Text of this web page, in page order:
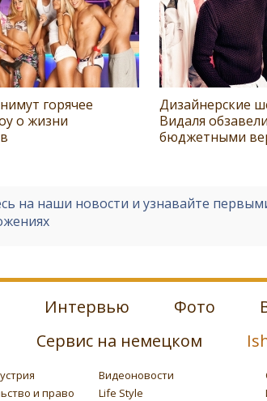
горячее
о жизни
Дизайнерские
Видаля
бюджетными
на наши новости и узнавайте
Интервью Фото
Сервис на немецком
Видеоновости
и право
Life Style